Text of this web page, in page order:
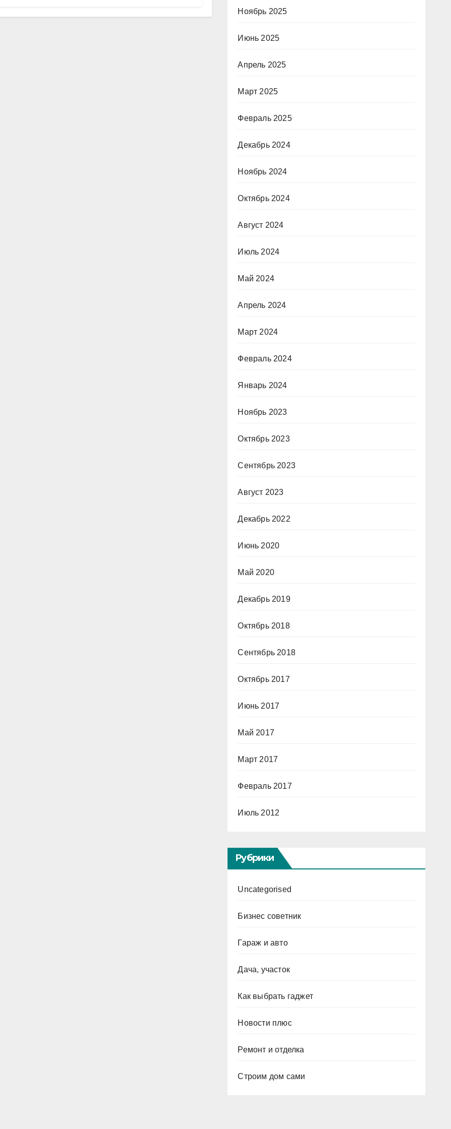
Ноябрь 2025
Июнь 2025
Апрель 2025
Март 2025
Февраль 2025
Декабрь 2024
Ноябрь 2024
Октябрь 2024
Август 2024
Июль 2024
Май 2024
Апрель 2024
Март 2024
Февраль 2024
Январь 2024
Ноябрь 2023
Октябрь 2023
Сентябрь 2023
Август 2023
Декабрь 2022
Июнь 2020
Май 2020
Декабрь 2019
Октябрь 2018
Сентябрь 2018
Октябрь 2017
Июнь 2017
Май 2017
Март 2017
Февраль 2017
Июль 2012
Рубрики
Uncategorised
Бизнес советник
Гараж и авто
Дача, участок
Как выбрать гаджет
Новости плюс
Ремонт и отделка
Строим дом сами